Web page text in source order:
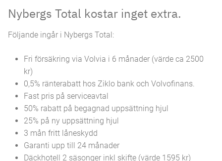
Nybergs Total kostar inget extra.
Följande ingår i Nybergs Total:
Fri försäkring via Volvia i 6 månader (värde ca 2500
kr)
0,5% ränterabatt hos Ziklo bank och Volvofinans.
Fast pris på serviceavtal
50% rabatt på begagnad uppsättning hjul
25% på ny uppsättning hjul
3 mån fritt låneskydd
Garanti upp till 24 månader
Däckhotell 2 säsonger inkl skifte (värde 1595 kr)